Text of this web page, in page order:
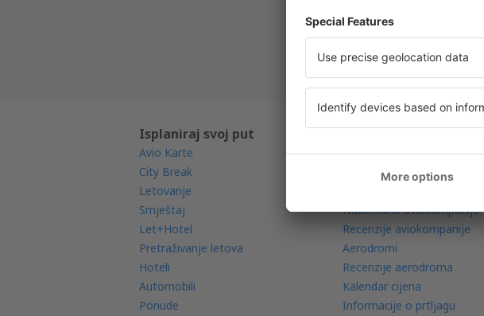
Sve rezervacije na jednom mjestu
Isplaniraj svoj put
Avio Karte
City Break
Letovanje
Smještaj
Let+Hotel
Pretraživanje letova
Hoteli
Automobili
Ponude
Saznaj više
Mobilna aplikacija
Radar letova
Nacionalne aviokompanije
Recenzije aviokompanije
Aerodromi
Recenzije aerodroma
Kalendar cijena
Informacije o prtljagu